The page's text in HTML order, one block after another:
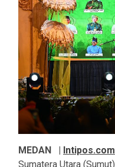
MEDAN | Intipos.com
Sumatera Utara (Sumut)